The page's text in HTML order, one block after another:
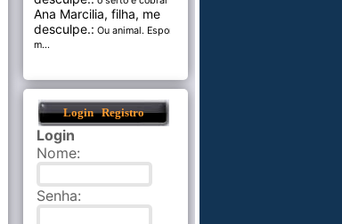
Ana Marcilia, filha, me
desculpe.: Ou animal. Esponja
m...
Login Registro
Login
Nome:
Senha: